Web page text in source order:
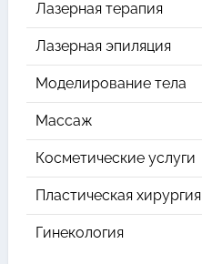
Лазерная терапия
Лазерная эпиляция
Моделирование тела
Массаж
Косметические услуги
Пластическая хирургия
Гинекология